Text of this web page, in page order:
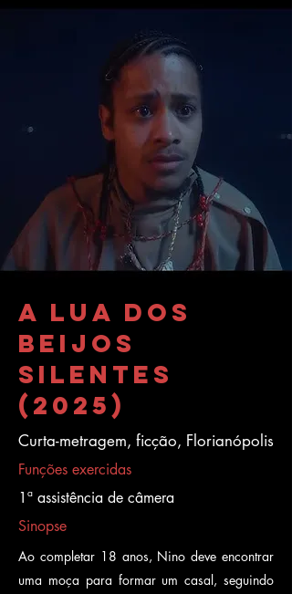
A Lua dos
Beijos
Silentes
(2025)
Curta-metragem, ficção, Florianópolis
Funções exercidas
1ª assistência de câmera
Sinopse
Ao completar 18 anos, Nino deve encontrar
uma moça para formar um casal, seguindo